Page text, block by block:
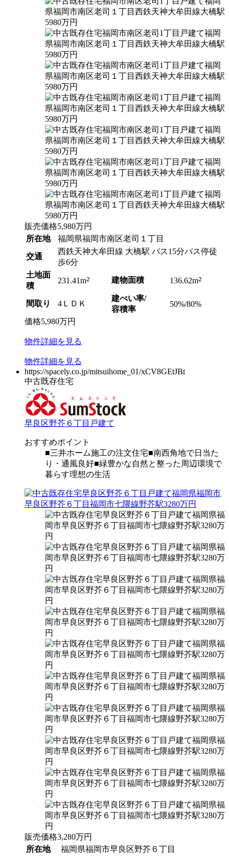
販売価格5,980万円
所在地
福岡県福岡市南区老司１丁目
交通
西鉄天神大牟田線 大橋駅 バス15分バス停徒
歩6分
土地面
積
231.41m2 建物面積 136.62m2
間取り 4ＬＤＫ
建ぺい率/
容積率
50%/80%
価格5,980万円
物件詳細を見る
物件詳細を見る
https://spacely.co.jp/mitsuihome_01/xCV8GEtJBt
中古既存住宅
早良区野芥６丁目戸建て
おすすめポイント
■三井ホーム施工の注文住宅■南西角地で日当た
り・通風良好■緑豊かな自然と整った周辺環境で
暮らす理想の生活
販売価格3,280万円
所在地
福岡県福岡市早良区野芥６丁目